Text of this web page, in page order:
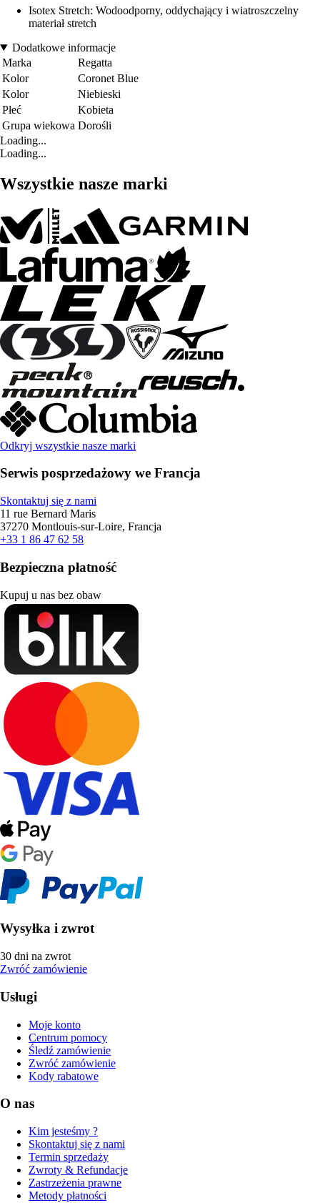
Isotex Stretch: Wodoodporny, oddychający i wiatroszczelny
materiał stretch
Dodatkowe informacje
Marka
Regatta
Kolor
Coronet Blue
Kolor
Niebieski
Płeć
Kobieta
Grupa wiekowa Dorośli
Loading...
Loading...
Wszystkie nasze marki
Odkryj wszystkie nasze marki
Serwis posprzedażowy we Francja
Skontaktuj się z nami
11 rue Bernard Maris
37270 Montlouis-sur-Loire, Francja
+33 1 86 47 62 58
Bezpieczna płatność
Kupuj u nas bez obaw
Wysyłka i zwrot
30 dni na zwrot
Zwróć zamówienie
Usługi
Moje konto
Centrum pomocy
Śledź zamówienie
Zwróć zamówienie
Kody rabatowe
O nas
Kim jesteśmy ?
Skontaktuj się z nami
Termin sprzedaży
Zwroty & Refundacje
Zastrzeżenia prawne
Metody płatności